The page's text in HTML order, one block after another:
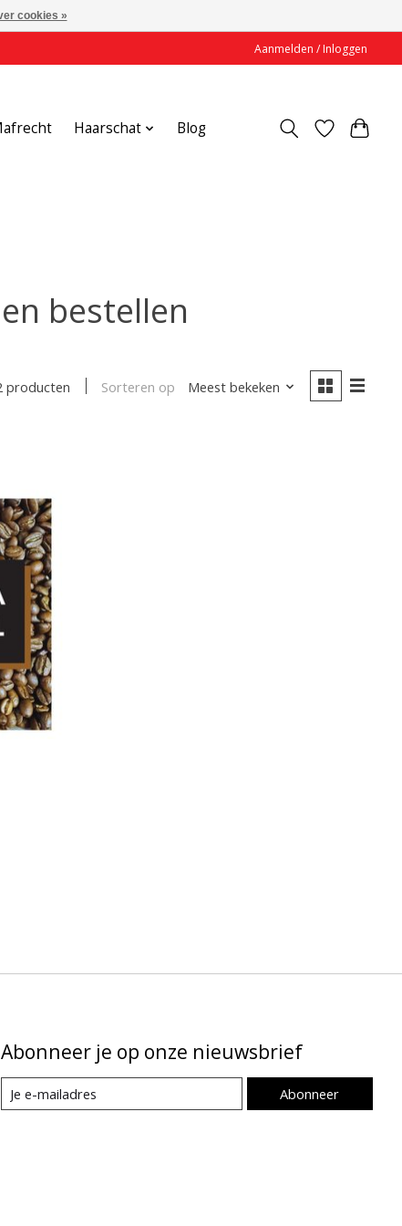
Aanmelden / Inloggen
Haarschat Blog
bestellen
producten Sorteren op Meest bekeken
Abonneer je op onze nieuwsbrief
Abonneer
cookies »